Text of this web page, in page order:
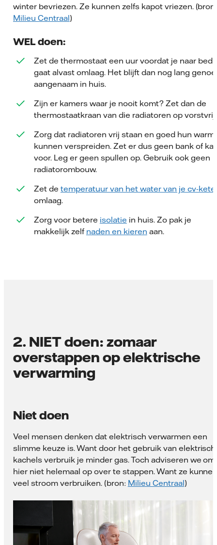
winter bevriezen. Ze kunnen zelfs kapot vriezen. (bron:
Milieu Centraal)
WEL doen:
Zet de thermostaat een uur voordat je naar bed
gaat alvast omlaag. Het blijft dan nog lang
aangenaam in huis.
Zijn er kamers waar je nooit komt? Zet dan de
thermostaatkraan van die radiatoren op vorstvrij.
Zorg dat radiatoren vrij staan en goed hun
kunnen verspreiden. Zet er dus geen bank of
voor. Leg er geen spullen op. Gebruik ook geen
radiatorombouw.
Zet de temperatuur van het water van je cv-ketel
omlaag.
Zorg voor betere isolatie in huis. Zo pak je
makkelijk zelf naden en kieren aan.
2. NIET doen: zomaar
overstappen op elektrische
verwarming
Niet doen
Veel mensen denken dat elektrisch verwarmen een
slimme keuze is. Want door het gebruik van
kachels verbruik je minder gas. Toch adviseren we om
hier niet helemaal op over te stappen. Want ze
veel stroom verbruiken. (bron: Milieu Centraal)